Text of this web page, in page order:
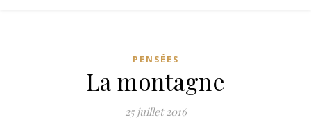
PENSÉES
La montagne
25 juillet 2016